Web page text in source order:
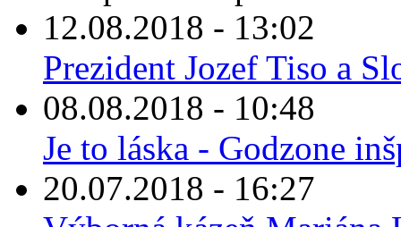
12.08.2018 - 13:02
Prezident Jozef Tiso a
08.08.2018 - 10:48
Je to láska - Godzone
20.07.2018 - 16:27